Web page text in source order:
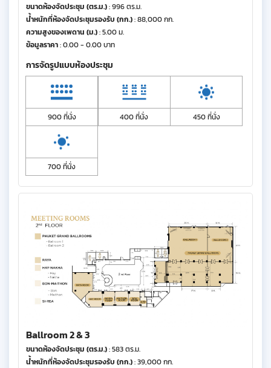
ขนาดห้องจัดประชุม (ตร.ม.): 996 ตร.ม.
น้ำหนักที่ห้องจัดประชุมรองรับ (กก.): 88,000 กก.
ความสูงของเพดาน (ม.): 5.00 ม.
ข้อมูลราคา: 0.00 - 0.00 บาท
การจัดรูปแบบห้องประชุม
900 ที่นั่ง 400 ที่นั่ง 450 ที่นั่ง
700 ที่นั่ง
Ballroom 2 & 3
ขนาดห้องจัดประชุม (ตร.ม.): 583 ตร.ม.
น้ำหนักที่ห้องจัดประชุมรองรับ (กก.): 39,000 กก.